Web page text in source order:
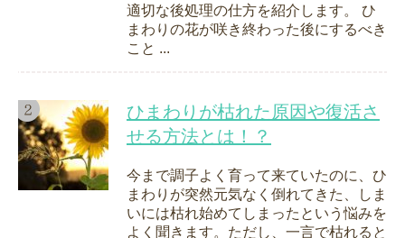
適切な後処理の仕方を紹介します。 ひ
まわりの花が咲き終わった後にするべき
こと ...
ひまわりが枯れた原因や復活さ
せる方法とは！？
今まで調子よく育って来ていたのに、ひ
まわりが突然元気なく倒れてきた、しま
いには枯れ始めてしまったという悩みを
よく聞きます。ただし、一言で枯れると